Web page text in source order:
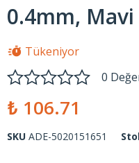
0.4mm, Mavi
Tükeniyor
0
₺ 106.71
SKU ADE-5020151651